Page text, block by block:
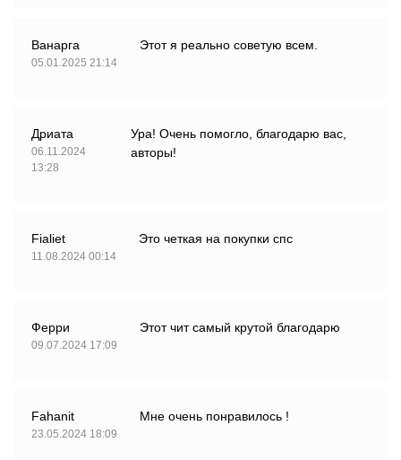
Ванарга
05.01.2025 21:14
Этот я реально советую всем.
Дриата
06.11.2024
13:28
Ура! Очень помогло, благодарю вас,
авторы!
Fialiet
11.08.2024 00:14
Это четкая на покупки спс
Ферри
09.07.2024 17:09
Этот чит самый крутой благодарю
Fahanit
23.05.2024 18:09
Мне очень понравилось !